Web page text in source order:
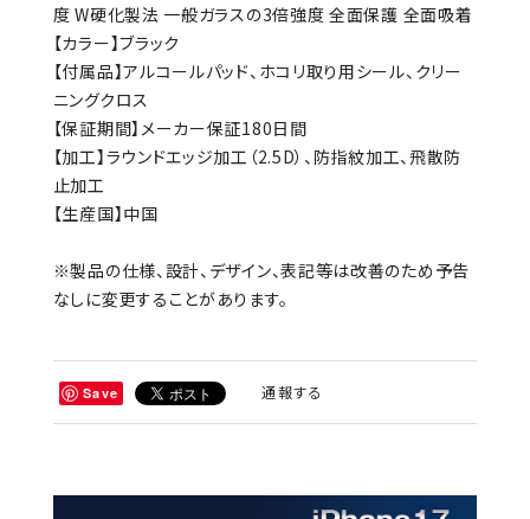
度 W硬化製法 一般ガラスの3倍強度 全面保護 全面吸着
【カラー】ブラック
【付属品】アルコールパッド、ホコリ取り用シール、クリー
ニングクロス
【保証期間】メーカー保証180日間
【加工】ラウンドエッジ加工（2.5D）、防指紋加工、飛散防
止加工
【生産国】中国
※製品の仕様、設計、デザイン、表記等は改善のため予告
なしに変更することがあります。
Save 通報する